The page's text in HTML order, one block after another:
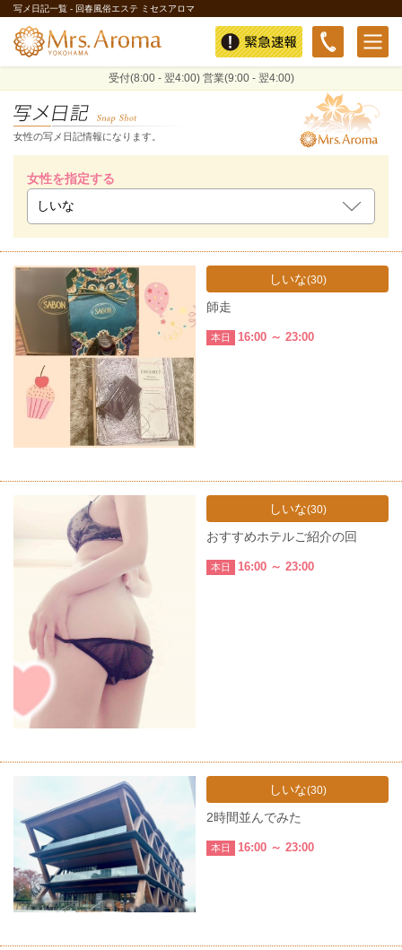
写メ日記一覧 - 回春風俗エステ ミセスアロマ
緊急速報
受付(8:00 - 翌4:00) 営業(9:00 - 翌4:00)
女性の写メ日記情報になります。
女性を指定する
しいな(30)
師走
本日 16:00 ～ 23:00
しいな(30)
おすすめホテルご紹介の回
本日 16:00 ～ 23:00
しいな(30)
2時間並んでみた
本日 16:00 ～ 23:00